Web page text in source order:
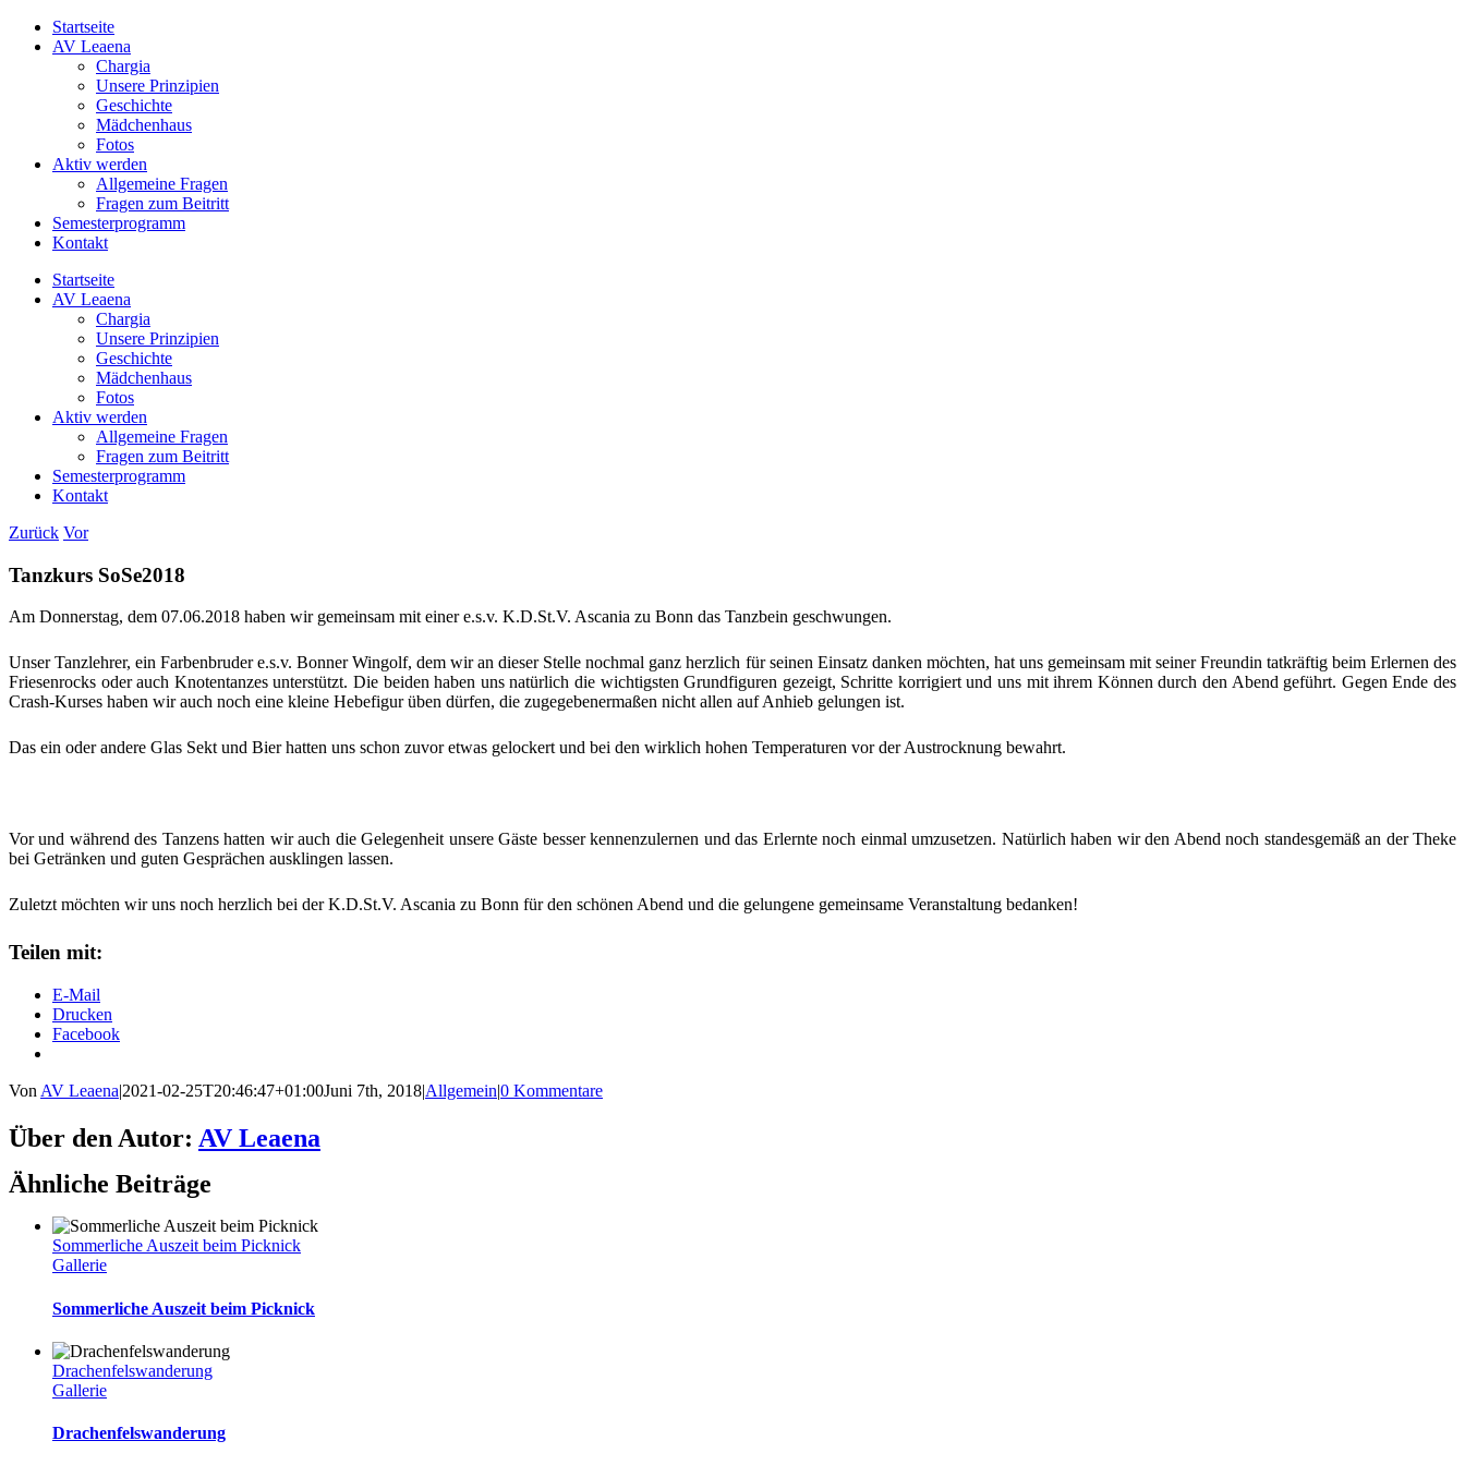
Zum
Inhalt
Instagram
FacebookStartseite
AV Leaena
Chargia
Unsere Prinzipien
Geschichte
Mädchenhaus
Fotos
Aktiv werden
Allgemeine Fragen
Fragen zum Beitritt
Semesterprogramm
Kontakt
Startseite
AV Leaena
Chargia
Unsere Prinzipien
Geschichte
Mädchenhaus
Fotos
Aktiv werden
Allgemeine Fragen
Fragen zum Beitritt
Semesterprogramm
Kontakt
Zurück Vor
Tanzkurs SoSe2018
Am Don­ners­tag, dem 07.06.2018 haben wir gemein­sam mit einer e.s.v. K.D.St.V. Asca­nia zu Bonn das Tanz­bein geschwungen.
Unser Tanz­leh­rer, ein Far­ben­bru­der e.s.v. Bon­ner Win­golf, dem wir an die­ser Stel­le noch­mal ganz herz­lich für sei­nen Ein­satz dan­ken möch­ten, hat uns gemein­sam mit sei­ner Freun­din tat­kräf­tig beim Erler­nen des
Frie­sen­rocks oder auch Kno­ten­tan­zes unter­stützt. Die bei­den haben uns natür­lich die wich­tigs­ten Grund­fi­gu­ren gezeigt, Schrit­te kor­ri­giert und uns mit ihrem Kön­nen durch den Abend geführt. Gegen Ende des
Crash-Kur­ses haben wir auch noch eine klei­ne Hebe­fi­gur üben dür­fen, die zuge­ge­be­ner­ma­ßen nicht allen auf Anhieb gelun­gen ist.
Das ein oder ande­re Glas Sekt und Bier hat­ten uns schon zuvor etwas gelo­ckert und bei den wirk­lich hohen Tem­pe­ra­tu­ren vor der Aus­trock­nung bewahrt.
Vor und wäh­rend des Tan­zens hat­ten wir auch die Gele­gen­heit unse­re Gäs­te bes­ser ken­nen­zu­ler­nen und das Erlern­te noch ein­mal umzu­set­zen. Natür­lich haben wir den Abend noch stan­des­ge­mäß an der The­ke
bei Geträn­ken und guten Gesprä­chen aus­klin­gen lassen.
Zuletzt möch­ten wir uns noch herz­lich bei der K.D.St.V. Asca­nia zu Bonn für den schö­nen Abend und die gelun­ge­ne gemein­sa­me Ver­an­stal­tung bedanken!
Teilen mit:
E‑Mail
Dru­cken
Face­book
Von AV Leaena|2021-02-25T20:46:47+01:00Juni 7th, 2018|Allgemein|0 Kommentare
Facebook
Twitter
Reddit
LinkedIn
WhatsApp
Tumblr
Pinterest
Vk
E-
Mail
Über den Autor: AV Leaena
Ähnliche Beiträge
Sommerliche Auszeit beim Picknick
Gallerie
Sommerliche Auszeit beim Picknick
Drachenfelswanderung
Gallerie
Drachenfelswanderung